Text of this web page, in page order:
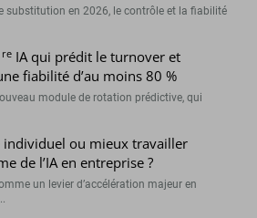
substitution en 2026, le contrôle et la fiabilité
re IA qui prédit le turnover et
fiabilité d’au moins 80 %
module de rotation prédictive, qui
ou mieux travailler
de l’IA en entreprise ?
un levier d’accélération majeur en